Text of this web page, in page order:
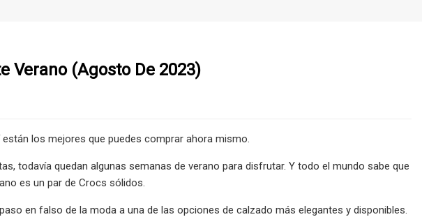
Verano (agosto De 2023)
los mejores que puedes comprar ahora mismo.
todavía quedan algunas semanas de verano para disfrutar. Y todo el mundo sabe que
es un par de Crocs sólidos.
en falso de la moda a una de las opciones de calzado más elegantes y disponibles.